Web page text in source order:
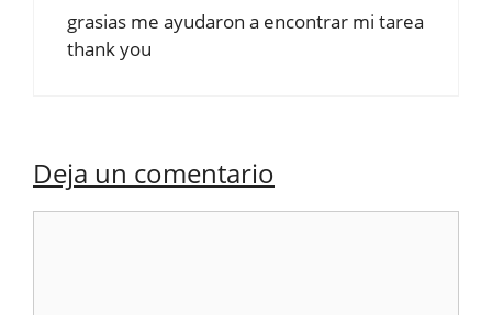
grasias me ayudaron a encontrar mi tarea
thank you
Deja un comentario